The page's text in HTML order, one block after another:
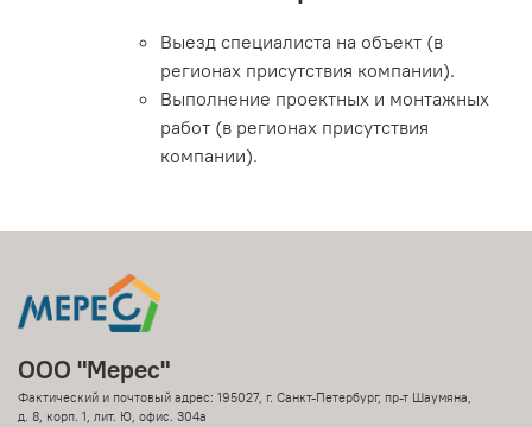
Выезд специалиста на объект (в
регионах присутствия компании).
Выполнение проектных и монтажных
работ (в регионах присутствия
компании).
ООО "Мерес"
Фактический и почтовый адрес: 195027, г. Санкт-Петербург, пр-т Шаумяна,
д. 8, корп. 1, лит. Ю, офис. 304а